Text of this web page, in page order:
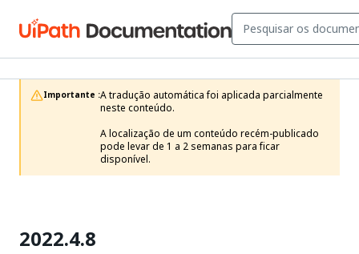
Importante :A tradução automática foi aplicada parcialmente
neste conteúdo.
A localização de um conteúdo recém-publicado
pode levar de 1 a 2 semanas para ficar
disponível.
2022.4.8